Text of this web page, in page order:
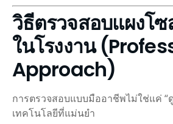
วิธีตรวจสอบแผงโซ
ในโรงงาน
Approach)
การตรวจสอบแบบมืออาชีพไม่ใช่แค่ “
เทคโนโลยีที่แม่นยำ